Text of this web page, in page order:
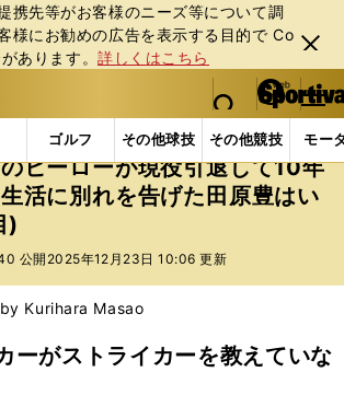
携先等がお客様のニーズ等について調
様にお勧めの広告を表⽰する⽬的で Co
あります。詳しくはこちら
閉じ
る
web Sportiva (webスポルティーバ)
検索
マイペ
ー
ジ
メニュ
ゴルフ その他球技 その他競技 モー
事一覧 Jリーグ他 Jリーグ 高校サ
ヒーローが現役引退して10年
活に別れを告げた田原豊はい
)
公開 2025年12月23日 10:06 更新
Kurihara Masao
ーがストライカーを教えていな